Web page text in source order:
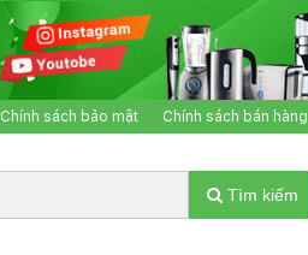
Chính sách bảo mật Chính sách bán hàng
Tìm kiếm